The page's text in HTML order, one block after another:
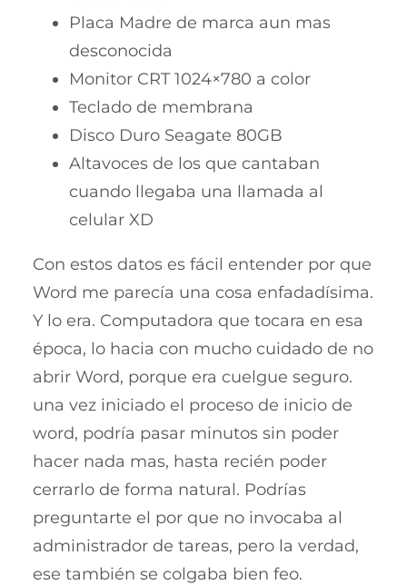
Placa Madre de marca aun mas
desconocida
Monitor CRT 1024×780 a color
Teclado de membrana
Disco Duro Seagate 80GB
Altavoces de los que cantaban
cuando llegaba una llamada al
celular XD
Con estos datos es fácil entender por que
Word me parecía una cosa enfadadísima.
Y lo era. Computadora que tocara en esa
época, lo hacia con mucho cuidado de no
abrir Word, porque era cuelgue seguro.
una vez iniciado el proceso de inicio de
word, podría pasar minutos sin poder
hacer nada mas, hasta recién poder
cerrarlo de forma natural. Podrías
preguntarte el por que no invocaba al
administrador de tareas, pero la verdad,
ese también se colgaba bien feo.